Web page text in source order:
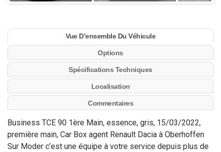
Vue D’ensemble Du Véhicule
Options
Spécifications Techniques
Localisation
Commentaires
Business TCE 90 1ère Main, essence, gris, 15/03/2022,
première main, Car Box agent Renault Dacia à Oberhoffen
Sur Moder c’est une équipe à votre service depuis plus de